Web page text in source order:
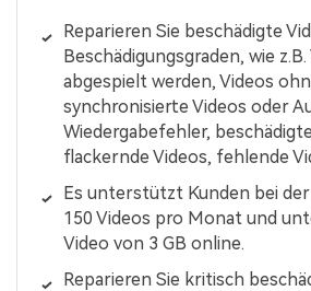
Reparieren Sie beschädigte
Beschädigungsgraden, wie
abgespielt werden, Videos
synchronisierte Videos oder
Wiedergabefehler,
flackernde Videos, fehlende
Es unterstützt Kunden bei
150 Videos pro Monat und
Video von 3 GB online.
Reparieren Sie kritisch